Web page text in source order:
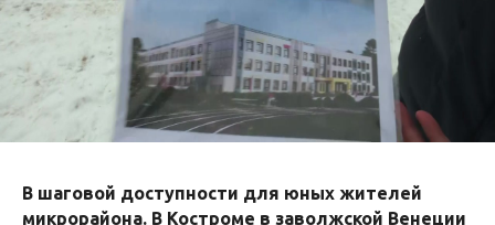
В шаговой доступности для юных жителей
микрорайона. В Костроме в заволжской Венеции